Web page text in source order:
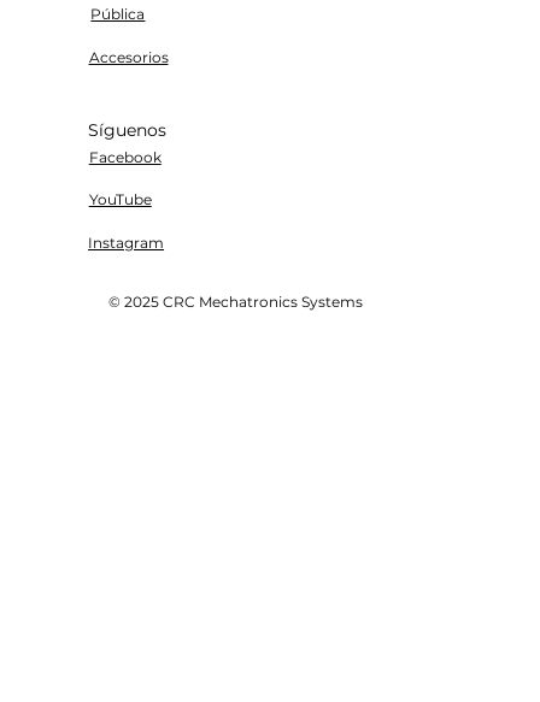
Síguenos
Facebook
YouTube
Instagram
Accesorios
Pública
© 2025 CRC Mechatronics Systems